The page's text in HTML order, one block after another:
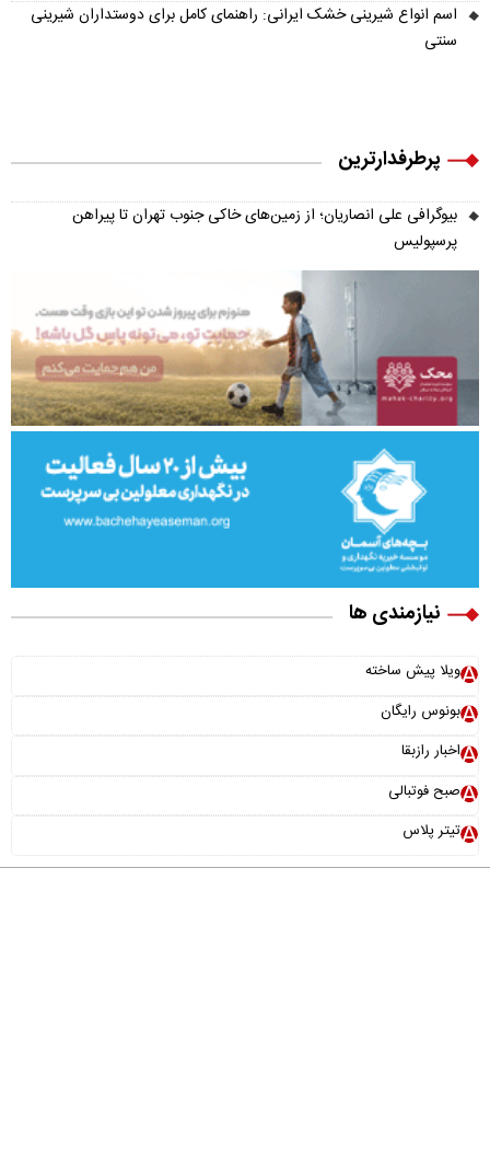
اسم انواع شیرینی خشک ایرانی: راهنمای کامل برای دوستداران شیرینی
سنتی
پرطرفدارترین
بیوگرافی علی انصاریان؛ از زمین‌های خاکی جنوب تهران تا پیراهن
پرسپولیس
نیازمندی ها
ویلا پیش ساخته
بونوس رایگان
اخبار رازبقا
صبح فوتبالی
تیتر پلاس